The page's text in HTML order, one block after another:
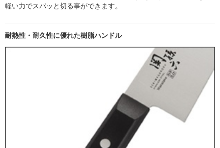
軽い力でスパッと切る事ができます。
耐熱性・耐久性に優れた樹脂ハンドル